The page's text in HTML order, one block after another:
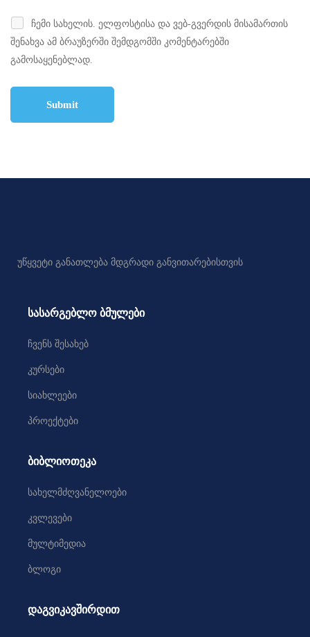
ჩემი სახელის. ელფოსტისა და ვებ-გვერდის მისამართის
შენახვა ამ ბრაუზერში შემდგომში კომენტარებში
გამოსაყენებლად.
უწყვეტი განათლება მდგრადი განვითარებისთვის
სასარგებლო ბმულები
ჩვენს შესახებ
კურსები
სიახლეები
პროექტები
ბიბლიოთეკა
სახელმძღვანელოები
კვლევები
მულტიმედია
ბლოგი
დაგვიკავშირდით